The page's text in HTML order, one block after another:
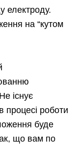
електроду.
на “кутом
існує
процесі роботи
буде
що вам по